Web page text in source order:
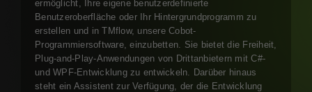
ermöglicht, Ihre eigene benutzerdefinierte
Benutzeroberfläche oder Ihr Hintergrundprogramm zu
erstellen und in TMflow, unsere Cobot-
Programmiersoftware, einzubetten. Sie bietet die Freiheit,
Plug-and-Play-Anwendungen von Drittanbietern mit C#-
und WPF-Entwicklung zu entwickeln. Darüber hinaus
steht ein Assistent zur Verfügung, der die Entwicklung